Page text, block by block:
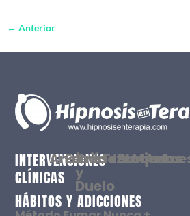
← Anterior
INTERVENCIONES
CLÍNICAS
Ansiedad
Estrés
Tristeza
y
Duelo
Traumas
Bloqueos
Miedos
HÁBITOS Y ADICCIONES